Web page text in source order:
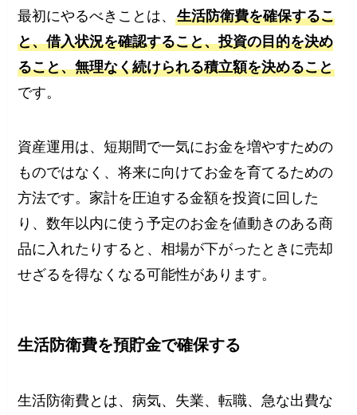
最初にやるべきことは、生活防衛費を確保するこ
と、借入状況を確認すること、投資の目的を決め
ること、無理なく続けられる積立額を決めること
です。
資産運用は、短期間で一気にお金を増やすための
ものではなく、将来に向けてお金を育てるための
方法です。家計を圧迫する金額を投資に回した
り、数年以内に使う予定のお金を値動きのある商
品に入れたりすると、相場が下がったときに売却
せざるを得なくなる可能性があります。
生活防衛費を預貯金で確保する
生活防衛費とは、病気、失業、転職、急な出費な